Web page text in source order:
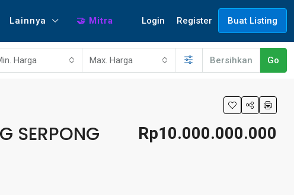
Lainnya 🤝 Mitra Login Register Buat Listing
Harga Max. Harga Bersihkan Go
SERPONG Rp10.000.000.000